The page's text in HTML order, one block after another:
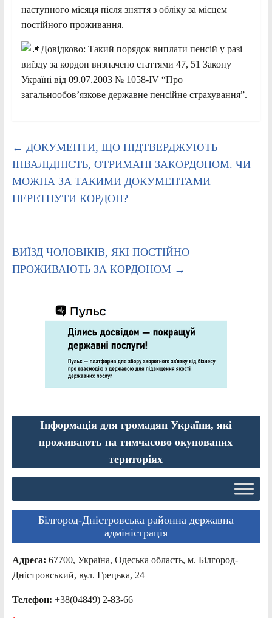
наступного місяця після зняття з обліку за місцем
постійного проживання.
Довідково: Такий порядок виплати пенсій у разі
виїзду за кордон визначено статтями 47, 51 Закону
Україні від 09.07.2003 № 1058-IV “Про
загальнообов’язкове державне пенсійне страхування”.
← ДОКУМЕНТИ, ЩО ПІДТВЕРДЖУЮТЬ
ІНВАЛІДНІСТЬ, ОТРИМАНІ ЗАКОРДОНОМ. ЧИ
МОЖНА ЗА ТАКИМИ ДОКУМЕНТАМИ
ПЕРЕТНУТИ КОРДОН?
ВИЇЗД ЧОЛОВІКІВ, ЯКІ ПОСТІЙНО
ПРОЖИВАЮТЬ ЗА КОРДОНОМ →
Інформація для громадян України, які
проживають на тимчасово окупованих
територіях
Білгород-Дністровська районна державна
адміністрація
Адреса: 67700, Україна, Одеська область, м. Білгород-
Дністровський, вул. Грецька, 24
Телефон: +38(04849) 2-83-66